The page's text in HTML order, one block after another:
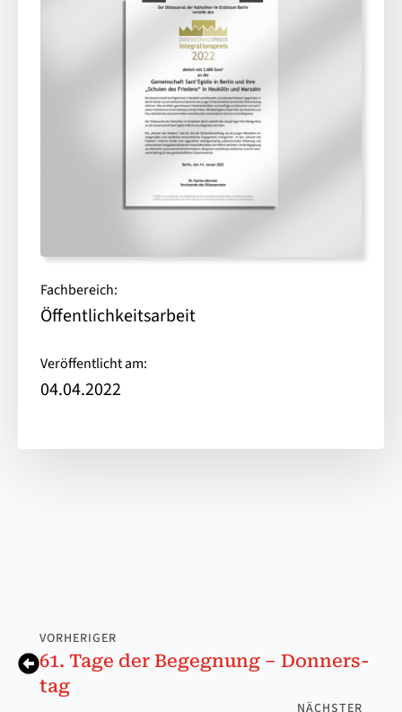
Fachbereich:
Öffentlichkeitsarbeit
Veröffentlicht am:
04.04.2022
VORHERIGER
61. Ta­ge der Be­geg­nung – Don­ners­
tag
NÄCHSTER